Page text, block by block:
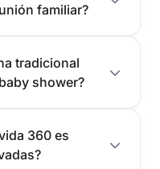
familiar?
tradicional
shower?
360 es